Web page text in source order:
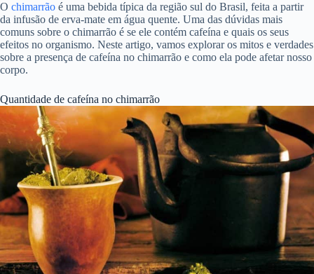
O chimarrão é uma bebida típica da região sul do Brasil, feita a partir
da infusão de erva-mate em água quente. Uma das dúvidas mais
comuns sobre o chimarrão é se ele contém cafeína e quais os seus
efeitos no organismo. Neste artigo, vamos explorar os mitos e verdades
sobre a presença de cafeína no chimarrão e como ela pode afetar nosso
corpo.
Quantidade de cafeína no chimarrão